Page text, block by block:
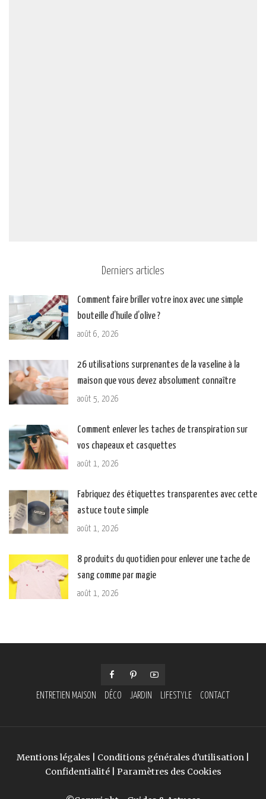
Derniers articles
Comment faire briller votre inox avec une simple
bouteille d’huile d’olive ?
août 6, 2026
26 utilisations surprenantes de la vaseline à la
maison que vous devez absolument connaître
août 5, 2026
Comment enlever les taches de transpiration sur
vos chapeaux et casquettes
août 1, 2026
Fabriquez des étiquettes transparentes avec cette
astuce toute simple
août 1, 2026
8 produits du quotidien pour enlever une tache de
sang comme par magie
août 1, 2026
ENTRETIEN MAISON DÉCO JARDIN LIFESTYLE CONTACT
Mentions légales Conditions générales d'utilisation
Confidentialité| Paramètres des Cookies